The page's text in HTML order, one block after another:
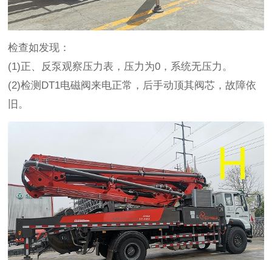
检查如发现：
(1)正、反泵观察压力表，压力为0，系统无压力。
(2)检测DT1电磁阀来电正常，后手动顶其阀芯，故障依
旧。